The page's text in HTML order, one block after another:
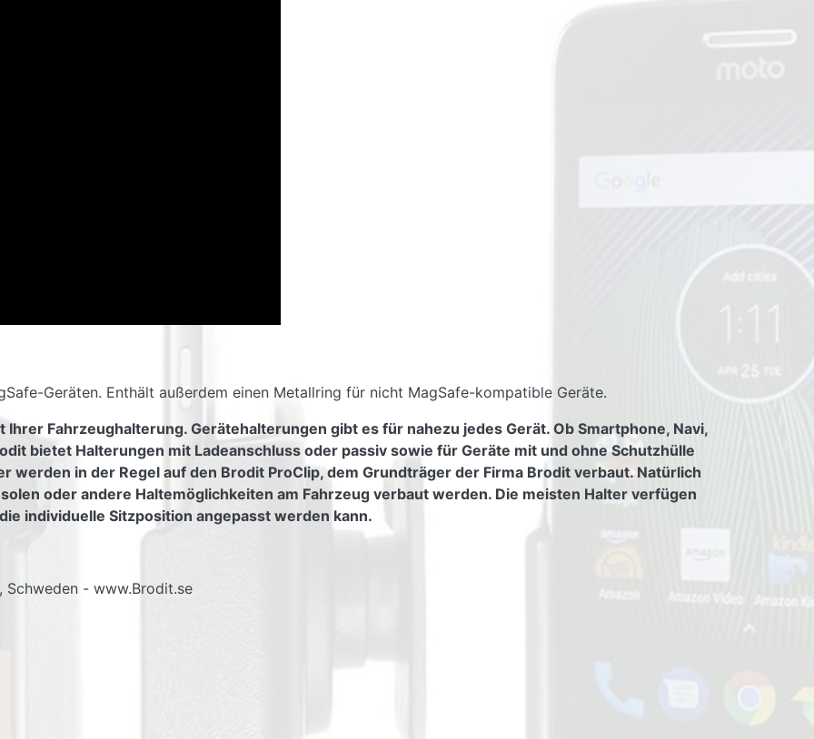
Geräten. Enthält außerdem einen Metallring für nicht MagSafe-kompatible Geräte.
Fahrzeughalterung. Gerätehalterungen gibt es für nahezu jedes Gerät. Ob Smartphone, Navi,
bietet Halterungen mit Ladeanschluss oder passiv sowie für Geräte mit und ohne Schutzhülle
werden in der Regel auf den Brodit ProClip, dem Grundträger der Firma Brodit verbaut. Natürlich
oder andere Haltemöglichkeiten am Fahrzeug verbaut werden. Die meisten Halter verfügen
individuelle Sitzposition angepasst werden kann.
Schweden - www.Brodit.se